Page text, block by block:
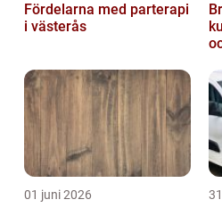
Fördelarna med parterapi
i västerås
01 juni 2026